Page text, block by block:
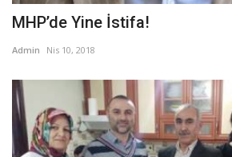
MHP’de Yine İstifa!
Admin Nis 10, 2018